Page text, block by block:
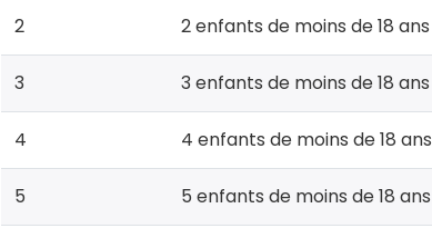
2 2 enfants de moins de 18 ans
3 3 enfants de moins de 18 ans
4 4 enfants de moins de 18 ans
5 5 enfants de moins de 18 ans